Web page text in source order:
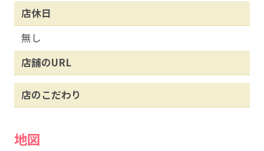
店休日
無し
店舗のURL
店のこだわり
地図